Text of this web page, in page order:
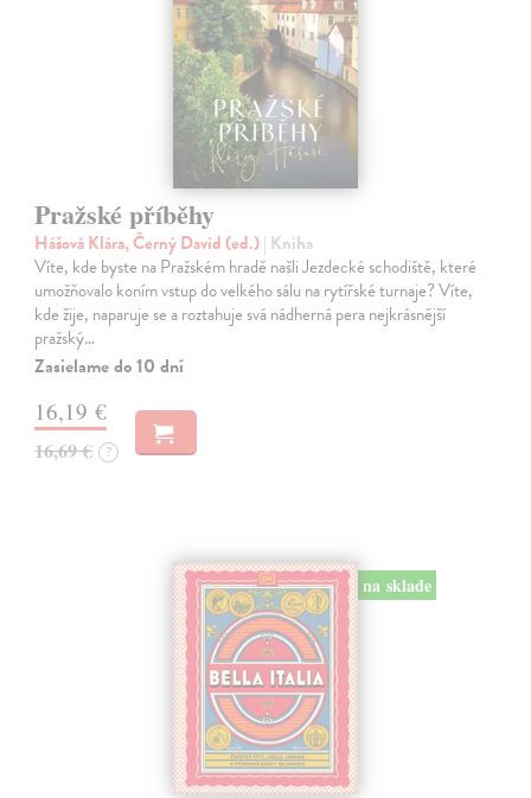
Pražské příběhy
Hášová Klára, Černý David (ed.)| Kniha
Víte, kde byste na Pražském hradě našli Jezdecké schodiště, které
umožňovalo koním vstup do velkého sálu na rytířské turnaje? Víte,
kde žije, naparuje se a roztahuje svá nádherná pera nejkrásnější
pražský…
Zasielame do 10 dní
16,19 €
16,69 € ?
na sklade